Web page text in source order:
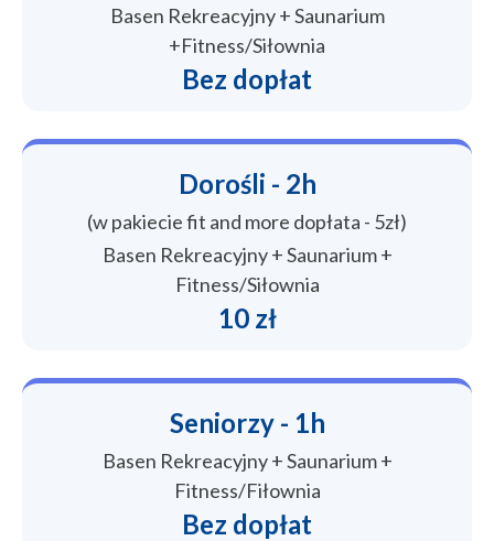
Basen Rekreacyjny + Saunarium
+Fitness/Siłownia
Bez dopłat
Dorośli - 2h
(w pakiecie fit and more dopłata - 5zł)
Basen Rekreacyjny + Saunarium +
Fitness/Siłownia
10 zł
Seniorzy - 1h
Basen Rekreacyjny + Saunarium +
Fitness/Fiłownia
Bez dopłat